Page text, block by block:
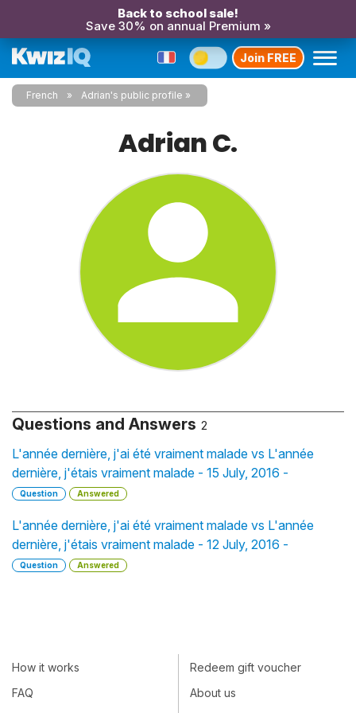
Back to school sale!
Save 30% on annual Premium »
Join FREE
French Adrian's public profile
Adrian C.
Questions and Answers 2
L'année dernière, j'ai été vraiment malade vs L'année
dernière, j'étais vraiment malade - 15 July, 2016 -
Question Answered
L'année dernière, j'ai été vraiment malade vs L'année
dernière, j'étais vraiment malade - 12 July, 2016 -
Question Answered
How it works
FAQ
Redeem gift voucher
About us